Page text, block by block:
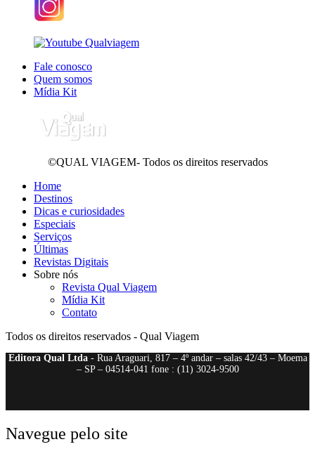
Fale conosco
Quem somos
Mídia Kit
©QUAL VIAGEM- Todos os direitos reservados
Home
Destinos
Dicas e curiosidades
Especiais
Serviços
Últimas
Revistas Digitais
Sobre nós
Revista Qual Viagem
Mídia Kit
Contato
Todos os direitos reservados - Qual Viagem
Editora Qual Ltda- Rua Araguari, 817 – 4º andar – salas 42/43 – Moema
– SP – 04514-041 fone : (11) 3024-9500
Navegue pelo site